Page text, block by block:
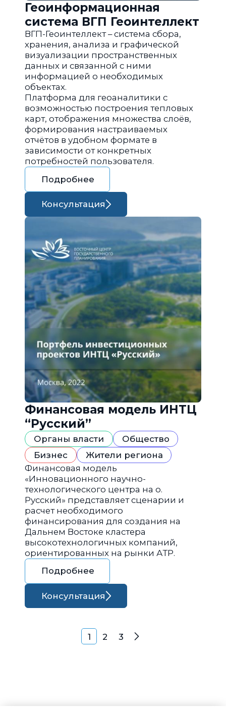
Геоинформационная
система ВГП Геоинтеллект
ВГП-Геоинтеллект – система сбора,
хранения, анализа и графической
визуализации пространственных
данных и связанной с ними
информацией о необходимых
объектах.
Платформа для геоаналитики с
возможностью построения тепловых
карт, отображения множества слоёв,
формирования настраиваемых
отчётов в удобном формате в
зависимости от конкретных
потребностей пользователя.
Подробнее
Консультация
Финансовая модель ИНТЦ
“Русский”
Органы власти
Общество
Бизнес
Жители региона
Финансовая модель
«Инновационного научно-
технологического центра на о.
Русский» представляет сценарии и
расчет необходимого
финансирования для создания на
Дальнем Востоке кластера
высокотехнологичных компаний,
ориентированных на рынки АТР.
Подробнее
Консультация
Навигация по
1 2 3 Далее